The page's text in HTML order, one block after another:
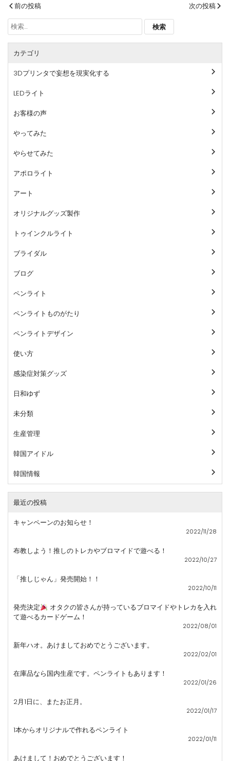
投
稿
ナ
ビ
ゲ
ー
ョ
前の投稿
次の投稿
検
索:
カテゴリ
3Dプリンタで妄想を現実化する
LEDライト
お客様の声
やってみた
やらせてみた
アポロライト
アート
オリジナルグッズ製作
トゥインクルライト
ブライダル
ブログ
ペンライト
ペンライトものがたり
ペンライトデザイン
使い方
感染症対策グッズ
日和ゆず
未分類
生産管理
韓国アイドル
韓国情報
最近の投稿
キャンペーンのお知らせ！
2022/11/28
布教しよう！推しのトレカやブロマイドで遊べる！
2022/10/27
「推しじゃん」発売開始！！
2022/10/11
発売決定
オタクの皆さんが持っているブロマイドやトレカを入れ
て遊べるカードゲーム！
2022/08/01
新年ハオ。あけましておめでとうございます。
2022/02/01
在庫品なら国内生産です。ペンライトもあります！
2022/01/26
2月1日に、またお正月。
2022/01/17
1本からオリジナルで作れるペンライト
2022/01/11
あけまして！おめでとうございます！